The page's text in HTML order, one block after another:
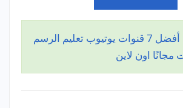
أفضل 7 قنوات يوتيوب تعليم الرسم
مجانًا اون لاين